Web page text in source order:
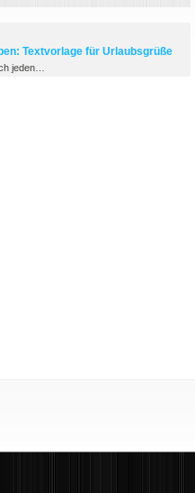
Textvorlage für Urlaubsgrüße
jeden…